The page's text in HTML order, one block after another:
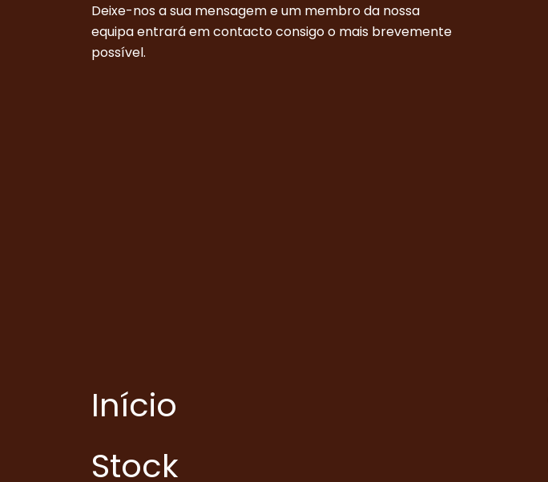
Deixe-nos a sua mensagem e um membro da nossa
equipa entrará em contacto consigo o mais brevemente
possível.
Início
Stock